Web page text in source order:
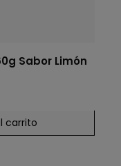
Sabor Limón
carrito